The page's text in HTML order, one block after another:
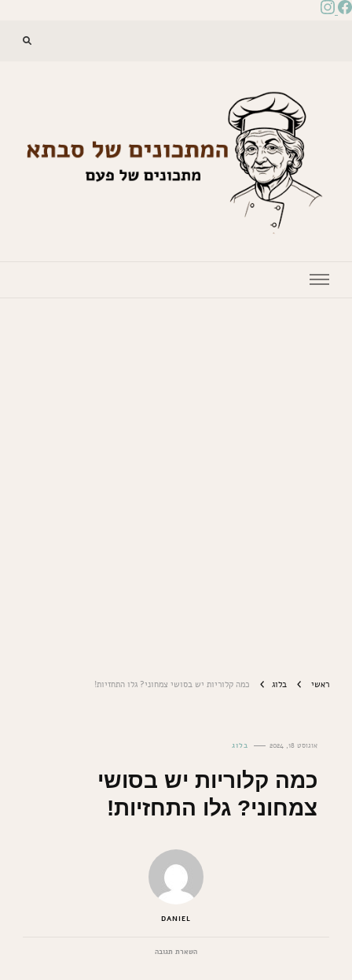
ראשי בלוג כמה קלוריות יש בסושי צמחוני? גלו התחזיות!
אוגוסט 18, 2024 בלוג
כמה קלוריות יש בסושי
צמחוני? גלו התחזיות!
DANIEL
השארת תגובהבנושא